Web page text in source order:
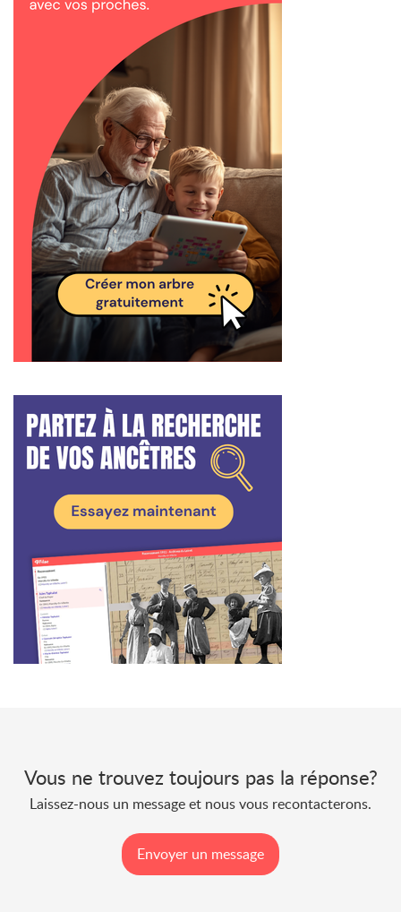
Vous ne trouvez toujours pas la réponse?
Laissez-nous un message et nous vous recontacterons.
Envoyer un message